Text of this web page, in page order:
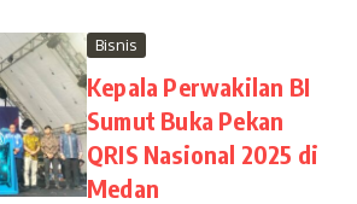
Bisnis
Kepala Perwakilan BI
Sumut Buka Pekan
QRIS Nasional 2025 di
Medan